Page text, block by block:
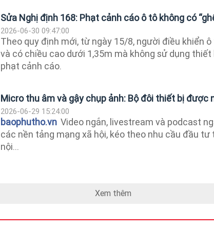
Sửa Nghị định 168: Phạt cảnh cáo ô tô không có
2026-06-30 09:47:00
Theo quy định mới, từ ngày 15/8, người điều khiển
và có chiều cao dưới 1,35m mà không sử dụng thiết
phạt cảnh cáo.
Micro thu âm và gậy chụp ảnh: Bộ đôi thiết bị được
2026-06-29 15:24:00
baophutho.vn Video ngắn, livestream và podcast
các nền tảng mạng xã hội, kéo theo nhu cầu đầu
nội...
Xem thêm